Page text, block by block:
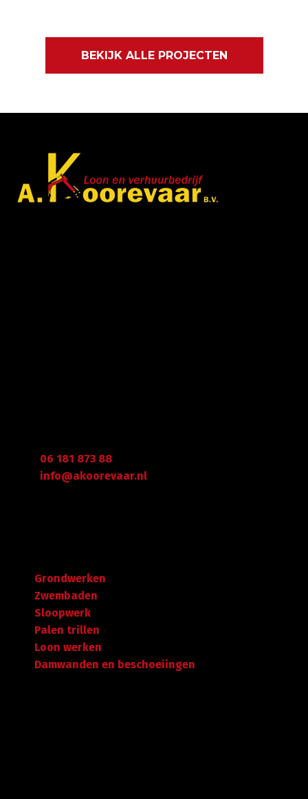
BEKIJK ALLE PROJECTEN
06 181 873 88
info@akoorevaar.nl
Grondwerken
Zwembaden
Sloopwerk
Palen trillen
Loon werken
Damwanden en beschoeiingen